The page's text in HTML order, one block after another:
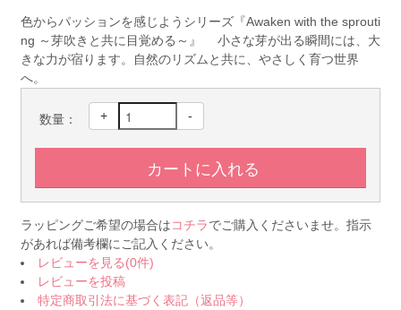
色からパッションを感じようシリーズ『Awaken with the sprouti
ng ～芽吹きと共に目覚める～』 小さな芽が出る瞬間には、大
きな力が宿ります。自然のリズムと共に、やさしく育つ世界
へ。
数量： + -
ラッピングご希望の場合はコチラでご購入くださいませ。指示
があれば備考欄にご記入ください。
レビューを見る(0件)
レビューを投稿
特定商取引法に基づく表記（返品等）